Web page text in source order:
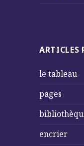
ARTICLES
le tableau
pages
encrier